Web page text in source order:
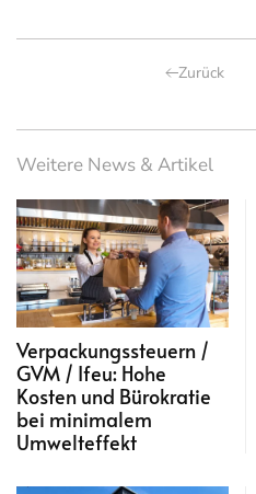
Zurück
Weitere News & Artikel
Verpackungssteuern /
GVM / Ifeu: Hohe
Kosten und Bürokratie
bei minimalem
Umwelteffekt